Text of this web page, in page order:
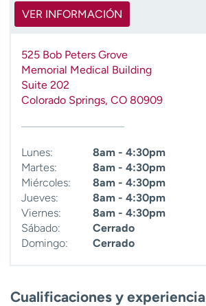
VER INFORMACIÓN
525 Bob Peters Grove
Memorial Medical Building
Suite 202
Colorado Springs, CO 80909
Lunes:
8am - 4:30pm
Martes:
8am - 4:30pm
Miércoles:
8am - 4:30pm
Jueves:
8am - 4:30pm
Viernes:
8am - 4:30pm
Sábado:
Cerrado
Domingo:
Cerrado
Cualificaciones y experiencia